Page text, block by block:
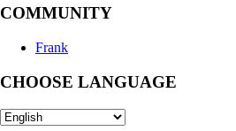
COMMUNITY
Frank
CHOOSE LANGUAGE